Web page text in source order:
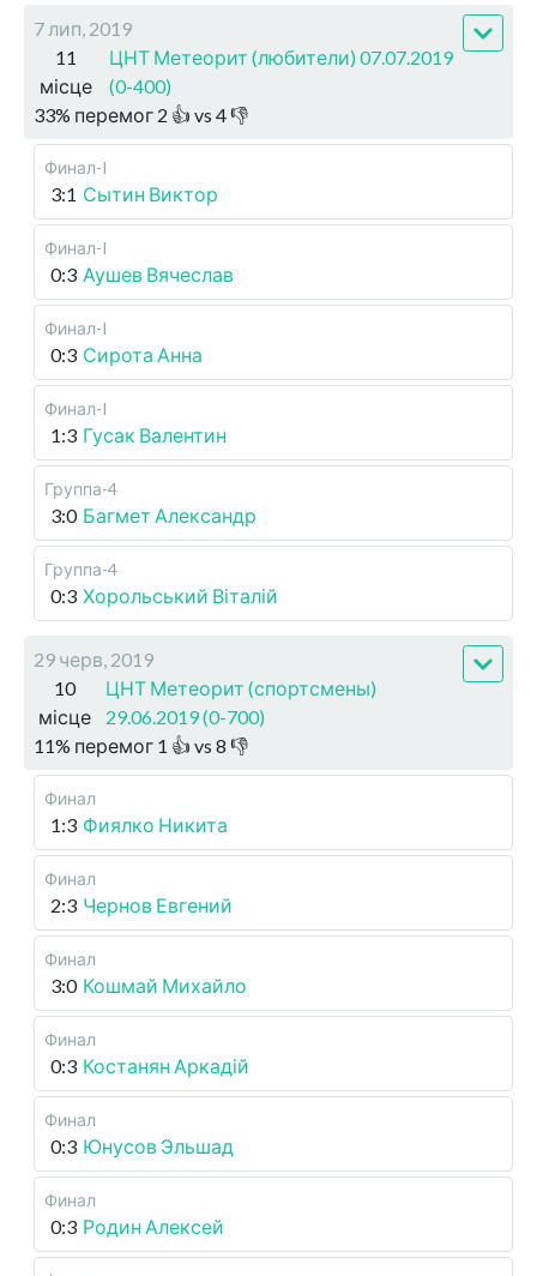
7 лип, 2019
11
місце
ЦНТ Метеорит (любители) 07.07.2019
(0-400)
33% перемог 2 👍 vs 4👎
Финал-I
3:1 Сытин Виктор
Финал-I
0:3 Аушев Вячеслав
Финал-I
0:3 Сирота Анна
Финал-I
1:3 Гусак Валентин
Группа-4
3:0 Багмет Александр
Группа-4
0:3 Хорольський Віталій
29 черв, 2019
10
місце
ЦНТ Метеорит (спортсмены)
29.06.2019 (0-700)
11% перемог 1 👍 vs 8 👎
Финал
1:3 Фиялко Никита
Финал
2:3 Чернов Евгений
Финал
3:0 Кошмай Михайло
Финал
0:3 Костанян Аркадій
Финал
0:3 Юнусов Эльшад
Финал
0:3 Родин Алексей